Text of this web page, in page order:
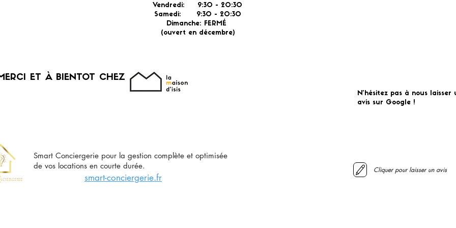
Vendredi: 9:30 - 20:30
Samedi: 9:30 - 20:30
Dimanche: FERMÉ
(ouvert en décembre)
ET À BIENTOT CHEZ
Smart Conciergerie pour la gestion complète et optimisée
de vos locations en courte durée.
smart-conciergerie.fr
N'hésitez pas à nous laisser
avis sur Google !
Cliquer pour laisser un avis